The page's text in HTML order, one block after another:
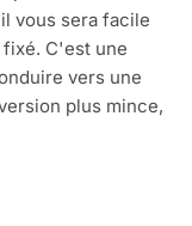
vous sera facile
C'est une
vers une
plus mince,